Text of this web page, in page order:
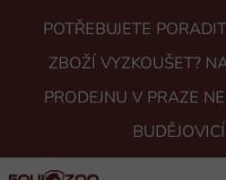
POTŘEBUJETE
ZBOŽÍ VYZKOUŠET?
PRODEJNU V PRAZE